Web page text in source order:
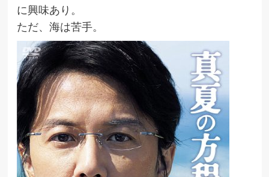
に興味あり。
ただ、海は苦手。